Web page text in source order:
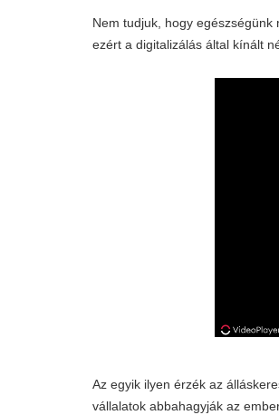
Nem tudjuk, hogy
ezért a digitalizálás által kínált
Az egyik ilyen érzék az
vállalatok abbahagyják az